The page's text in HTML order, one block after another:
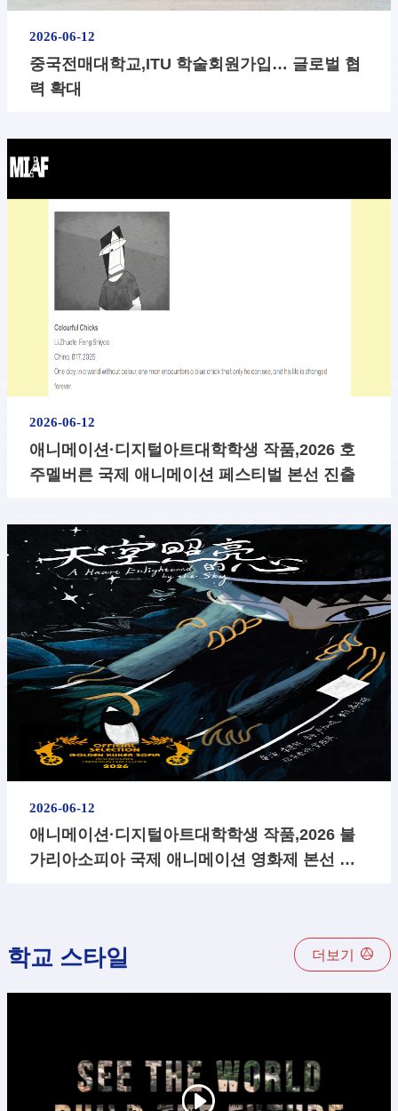
2026-06-12
​중국전매대학교,ITU 학술회원가입… 글로벌 협
력 확대
2026-06-12
​애니메이션·디지털아트대학학생 작품,2026 호
주멜버른 국제 애니메이션 페스티벌 본선 진출
2026-06-12
​애니메이션·디지털아트대학학생 작품,2026 불
가리아소피아 국제 애니메이션 영화제 본선 진
학교 스타일 더보기